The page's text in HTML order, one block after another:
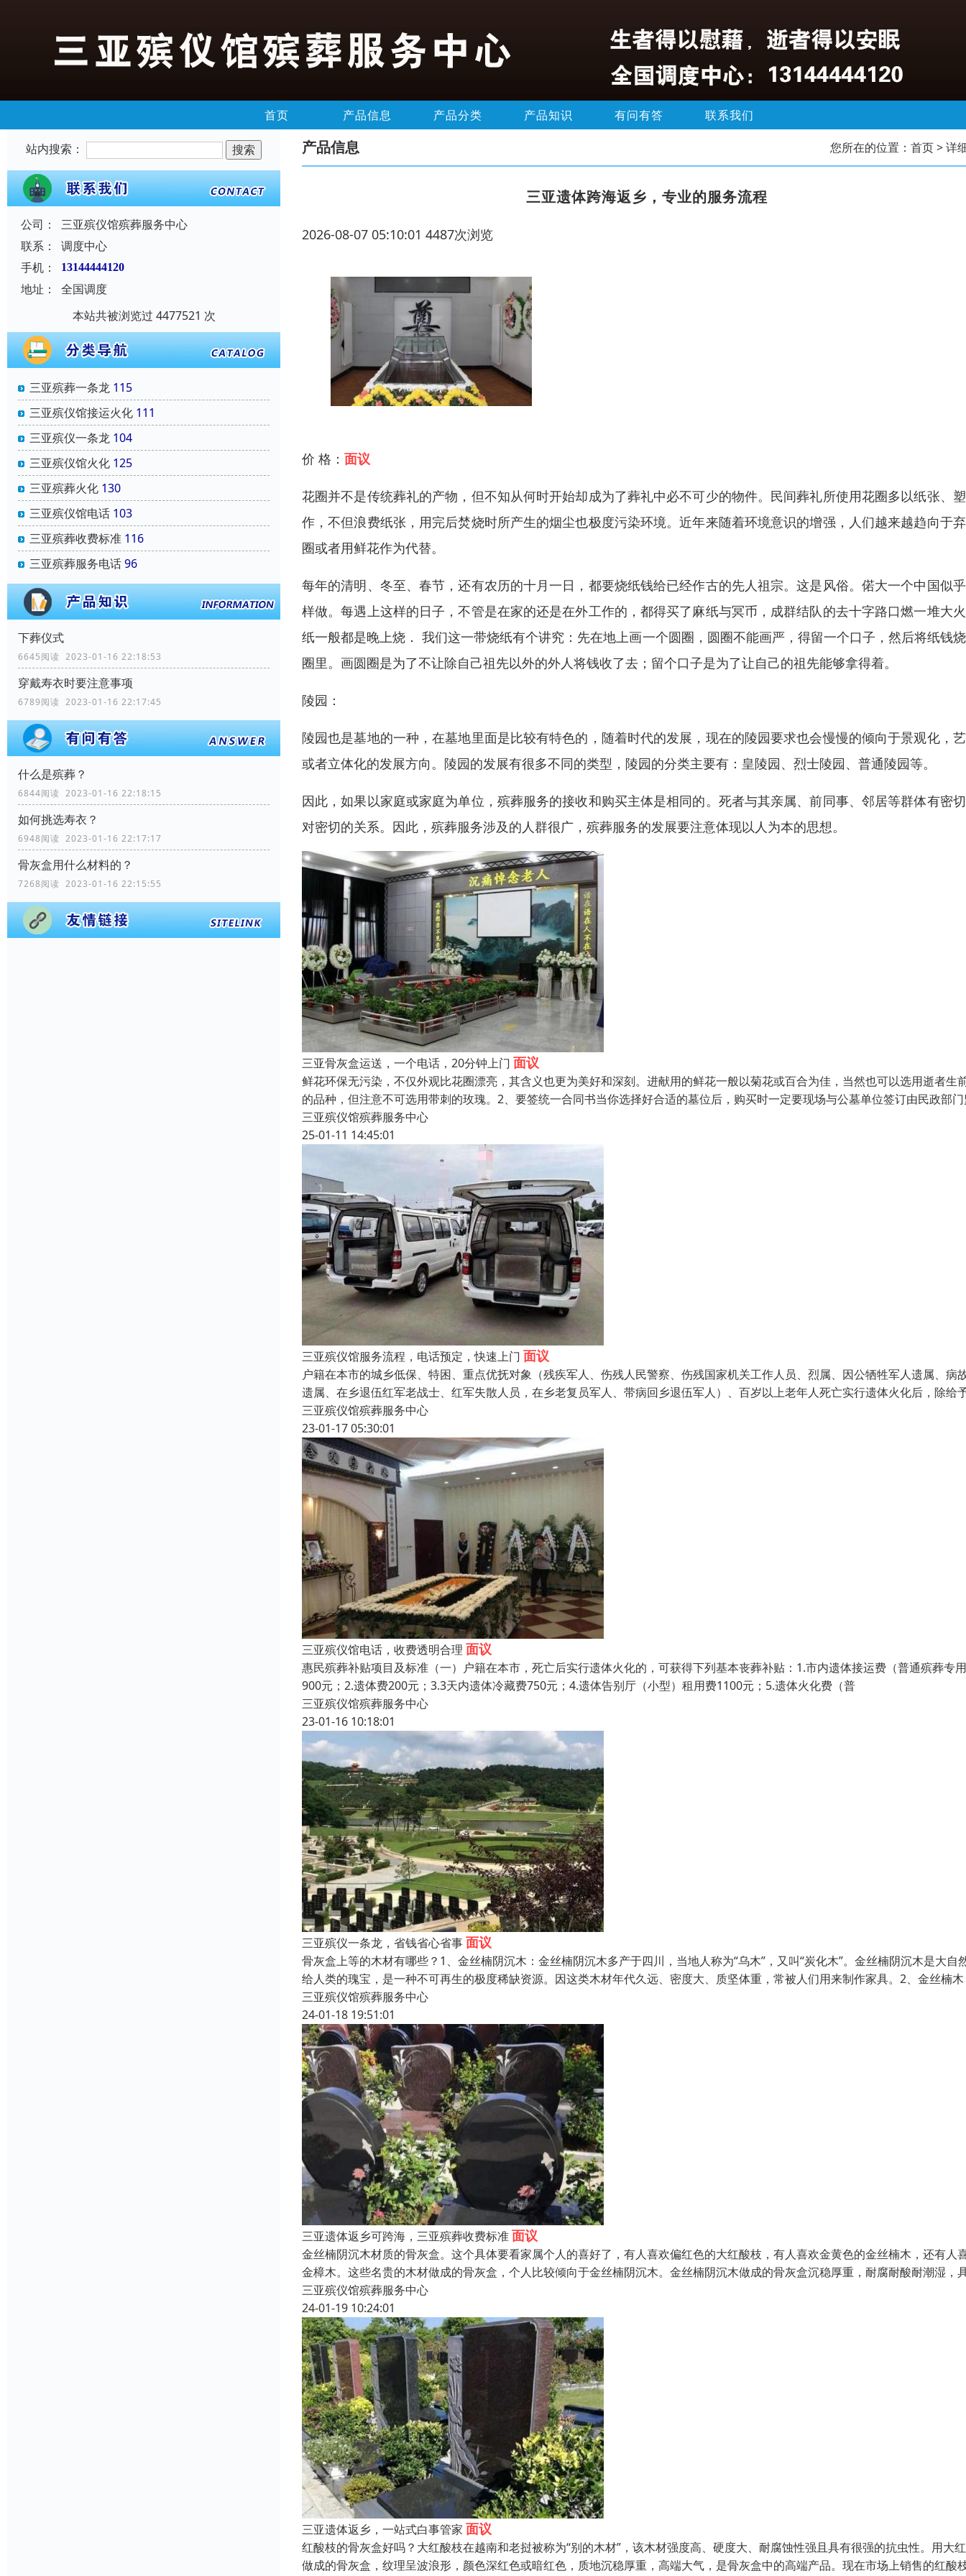
首页 产品信息 产品分类 产品知识 有问有答 联系我们
站内搜索：
公司：
三亚殡仪馆殡葬服务中心
联系：
调度中心
手机：
13144444120
地址：
全国调度
本站共被浏览过 4477521 次
三亚殡葬一条龙 115
三亚殡仪馆接运火化 111
三亚殡仪一条龙 104
三亚殡仪馆火化 125
三亚殡葬火化 130
三亚殡仪馆电话 103
三亚殡葬收费标准 116
三亚殡葬服务电话96
下葬仪式
6645阅读 2023-01-16 22:18:53
穿戴寿衣时要注意事项
6789阅读 2023-01-16 22:17:45
什么是殡葬？
6844阅读 2023-01-16 22:18:15
如何挑选寿衣？
6948阅读 2023-01-16 22:17:17
骨灰盒用什么材料的？
7268阅读 2023-01-16 22:15:55
产品信息 您所在的位置： 首页> 详
三亚遗体跨海返乡，专业的服务流程
2026-08-07 05:10:01 4487次浏览
价 格： 面议
花圈并不是传统葬礼的产物，但不知从何时开始却成为了葬礼中必不可少的物件。民间葬礼所使用花圈多以纸张、
作，不但浪费纸张，用完后焚烧时所产生的烟尘也极度污染环境。近年来随着环境意识的增强，人们越来越趋向于
圈或者用鲜花作为代替。
每年的清明、冬至、春节，还有农历的十月一日，都要烧纸钱给已经作古的先人祖宗。这是风俗。偌大一个中国似
样做。每遇上这样的日子，不管是在家的还是在外工作的，都得买了麻纸与冥币，成群结队的去十字路口燃一堆大
纸一般都是晚上烧． 我们这一带烧纸有个讲究：先在地上画一个圆圈，圆圈不能画严，得留一个口子，然后将纸钱
圈里。画圆圈是为了不让除自己祖先以外的外人将钱收了去；留个口子是为了让自己的祖先能够拿得着。
陵园：
陵园也是墓地的一种，在墓地里面是比较有特色的，随着时代的发展，现在的陵园要求也会慢慢的倾向于景观化，
或者立体化的发展方向。陵园的发展有很多不同的类型，陵园的分类主要有：皇陵园、烈士陵园、普通陵园等。
因此，如果以家庭或家庭为单位，殡葬服务的接收和购买主体是相同的。死者与其亲属、前同事、邻居等群体有密
对密切的关系。因此，殡葬服务涉及的人群很广，殡葬服务的发展要注意体现以人为本的思想。
三亚骨灰盒运送，一个电话，20分钟上门 面议
鲜花环保无污染，不仅外观比花圈漂亮，其含义也更为美好和深刻。进献用的鲜花一般以菊花或百合为佳，当然也可以选用逝者生
的品种，但注意不可选用带刺的玫瑰。2、要签统一合同书当你选择好合适的墓位后，购买时一定要现场与公墓单位签订由民政部
三亚殡仪馆殡葬服务中心
25-01-11 14:45:01
三亚殡仪馆服务流程，电话预定，快速上门 面议
户籍在本市的城乡低保、特困、重点优抚对象（残疾军人、伤残人民警察、伤残国家机关工作人员、烈属、因公牺牲军人遗属、病
遗属、在乡退伍红军老战士、红军失散人员，在乡老复员军人、带病回乡退伍军人）、百岁以上老年人死亡实行遗体火化后，除给
三亚殡仪馆殡葬服务中心
23-01-17 05:30:01
三亚殡仪馆电话，收费透明合理 面议
惠民殡葬补贴项目及标准（一）户籍在本市，死亡后实行遗体火化的，可获得下列基本丧葬补贴：1.市内遗体接运费（普通殡葬专
900元；2.遗体费200元；3.3天内遗体冷藏费750元；4.遗体告别厅（小型）租用费1100元；5.遗体火化费（普
三亚殡仪馆殡葬服务中心
23-01-16 10:18:01
三亚殡仪一条龙，省钱省心省事面议
骨灰盒上等的木材有哪些？1、金丝楠阴沉木：金丝楠阴沉木多产于四川，当地人称为“乌木”，又叫“炭化木”。金丝楠阴沉木是大自
给人类的瑰宝，是一种不可再生的极度稀缺资源。因这类木材年代久远、密度大、质坚体重，常被人们用来制作家具。2、金丝楠木
三亚殡仪馆殡葬服务中心
24-01-18 19:51:01
三亚遗体返乡可跨海，三亚殡葬收费标准面议
金丝楠阴沉木材质的骨灰盒。这个具体要看家属个人的喜好了，有人喜欢偏红色的大红酸枝，有人喜欢金黄色的金丝楠木，还有人
金樟木。这些名贵的木材做成的骨灰盒，个人比较倾向于金丝楠阴沉木。金丝楠阴沉木做成的骨灰盒沉稳厚重，耐腐耐酸耐潮湿，
三亚殡仪馆殡葬服务中心
24-01-19 10:24:01
三亚遗体返乡，一站式白事管家 面议
红酸枝的骨灰盒好吗？大红酸枝在越南和老挝被称为“别的木材”，该木材强度高、硬度大、耐腐蚀性强且具有很强的抗虫性。用大
做成的骨灰盒，纹理呈波浪形，颜色深红色或暗红色，质地沉稳厚重，高端大气，是骨灰盒中的高端产品。现在市场上销售的红酸